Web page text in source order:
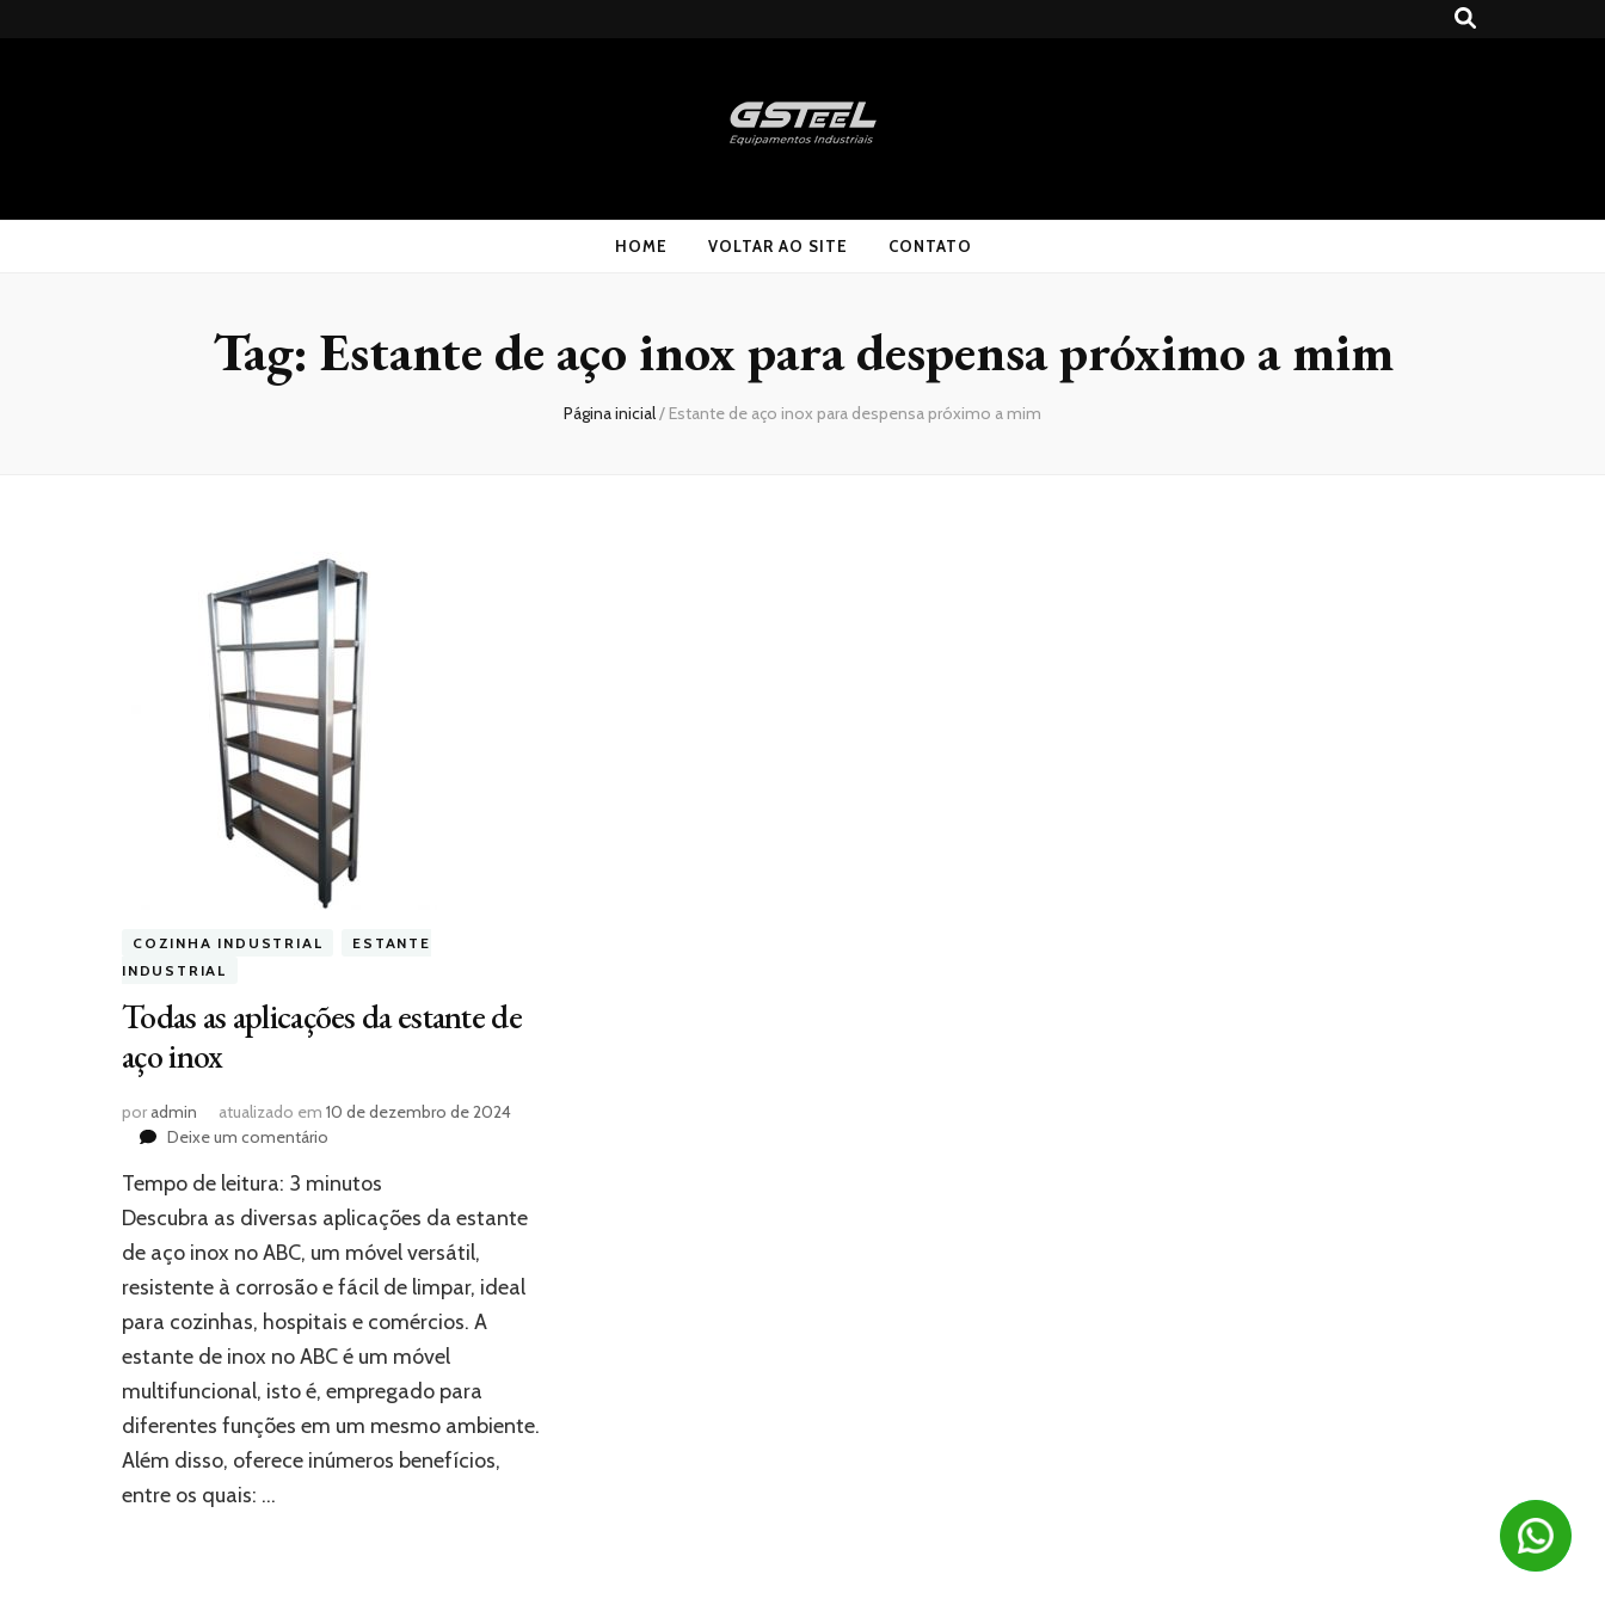
Gsteel HOME VOLTAR AO SITE CONTATO
Tag: Estante de aço inox para despensa próximo a mim
Página inicial/ Estante de aço inox para despensa próximo a mim
COZINHA INDUSTRIAL
ESTANTE
INDUSTRIAL
Todas as aplicações da estante de
aço inox
poradmin atualizado em 10 de dezembro de 2024
Deixe um comentário
as
aplicações
da
estante
de
aço
inox
Tempo de leitura: 3 minutos
Descubra as diversas aplicações da estante
de aço inox no ABC, um móvel versátil,
resistente à corrosão e fácil de limpar, ideal
para cozinhas, hospitais e comércios. A
estante de inox no ABC é um móvel
multifuncional, isto é, empregado para
diferentes funções em um mesmo ambiente.
Além disso, oferece inúmeros benefícios,
entre os quais: …